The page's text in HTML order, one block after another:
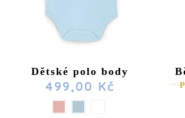
Dětské polo body
499,00 Kč